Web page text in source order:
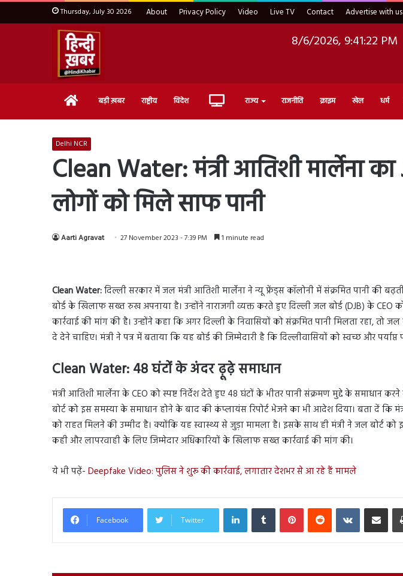
Thursday, July 30 2026 About Privacy Policy Video Live TV Contact Advertise with us
8/6/2026, 9:41:23 PM
Home बड़ी ख़बर राष्ट्रीय विदेश Live राज्य राजनीति क्राइम खेल धर्म
Delhi NCR
Clean Water: मंत्री आतिशी मार्लेना
लोगों को मिले साफ पानी
Aarti Agravat 27 November 2023 - 7:39 PM 1 minute read
Clean Water:दिल्ली सरकार में जल मंत्री आतिशी मार्लेना ने न्यू फ्रेंड्स कॉलोनी में संक्रमित पानी की
बोर्ड के खिलाफ सख्त रुख अपनाया है। उन्होंने नाराजगी व्यक्त करते हुए दिल्ली जल बोर्ड (DJB) के
कार्रवाई की मांग की है। उन्होंने कहा कि अगर दिल्ली के निवासियों को संक्रमित पानी मिलता रहा, तो
दे देने चाहिए। मंत्री ने पत्र में बताया कि यह बोर्ड की जिम्मेदारी है कि दिल्लीवासियों को स्वच्छ और पर्याप्त
Clean Water: 48 घंटों के अंदर ढ़ूढ़े समाधान
मंत्री आतिशी मार्लेना के CEO को स्पष्ट निर्देश देते हुए 48 घंटों के भीतर पानी संक्रमण मुद्दे के समाधान
बोर्ट को इस समस्या के समाधान होने के बाद की कंप्लायंस रिपोर्ट भेजने का भी आदेश दिया। बता दें कि
को राहत मिलने की उम्मीद है। क्योंकि यह स्वास्थ्य से जुड़ा मामला है। इसके साथ ही मंत्री ने जल बोर्ट
कही और लापरवाही के लिए जिम्मेदार अधिकारियों के खिलाफ सख्त कार्रवाई की मांग की।
ये भी पढ़ें- Deepfake Video: पुलिस ने शुरू की कार्रवाई, लगातार देशभर से आ रहे हैं मामले
Facebook Twitter
LinkedInTumblr PinterestReddit VKontakteShare via